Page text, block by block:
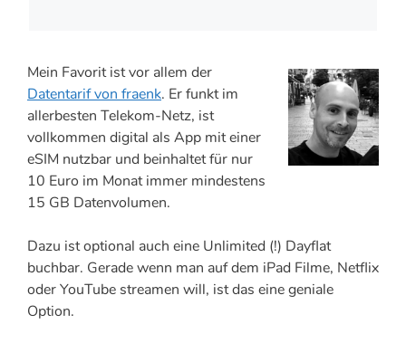
Mein Favorit ist vor allem der
Datentarif von fraenk. Er funkt im
allerbesten Telekom-Netz, ist
vollkommen digital als App mit einer
eSIM nutzbar und beinhaltet für nur
10 Euro im Monat immer mindestens
15 GB Datenvolumen.
Dazu ist optional auch eine Unlimited (!) Dayflat
buchbar. Gerade wenn man auf dem iPad Filme, Netflix
oder YouTube streamen will, ist das eine geniale
Option.